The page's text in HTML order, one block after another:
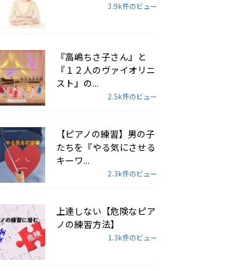
3.9k件のビュー
『高嶋ちさ子さん』と
『１２人のヴァイオリニ
スト』の...
2.5k件のビュー
【ピアノの練習】男の子
たちを『やる気にさせる
キーワ...
2.3k件のビュー
上達しない【危険なピア
ノの練習方法】
1.3k件のビュー